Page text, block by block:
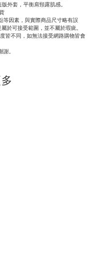
外套，平衡肩頸露肌感。
因素，與實際商品尺寸略有誤
於可接受範圍，並不屬於瑕疵。
皆不同，如無法接受網路購物皆會
。